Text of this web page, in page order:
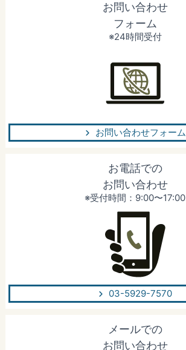
お問い合わせ
フォーム
※24時間受付
お問い合わせフォーム
お電話での
お問い合わせ
※受付時間：9:00〜17:00
03-5929-7570
メールでの
お問い合わせ